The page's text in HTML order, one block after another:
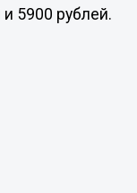
5900 рублей.